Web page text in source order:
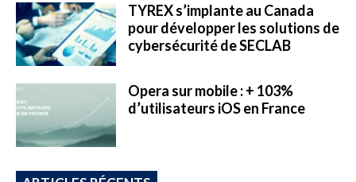
TYREX s’implante au Canada
pour développer les solutions de
cybersécurité de SECLAB
Opera sur mobile : + 103%
d’utilisateurs iOS en France